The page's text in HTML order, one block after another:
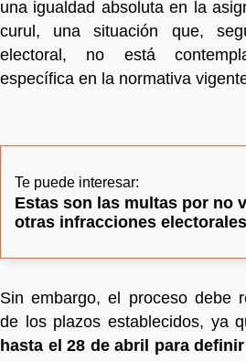
una igualdad absoluta en la
curul, una situación que,
electoral, no está
específica en la normativa
Te puede interesar:
Estas son las multas por no
otras infracciones electorales
Sin embargo, el proceso debe
de los plazos establecidos, ya
hasta el 28 de abril para